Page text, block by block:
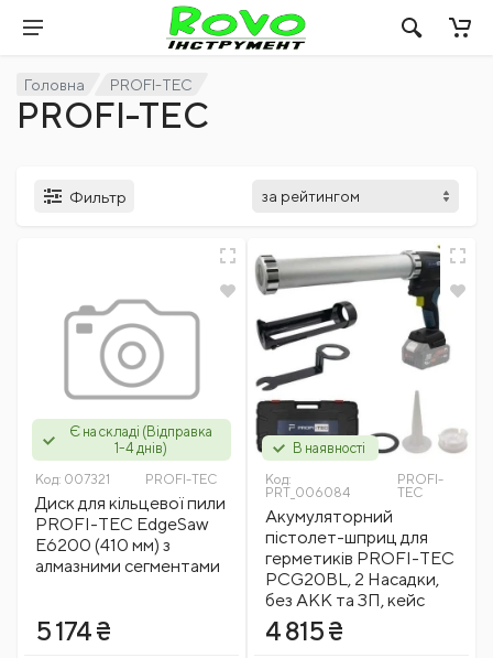
Головна PROFI-TEC
PROFI-TEC
Фильтр
Є на складі (Відправка
1-4 днів)
Код: 007321 PROFI-TEC
Диск для кільцевої пили
PROFI-TEC EdgeSaw
E6200 (410 мм) з
алмазними сегментами
5 174 ₴
В наявності
Код:
PRT_006084
PROFI-
TEC
Акумуляторний
пістолет-шприц для
герметиків PROFI-TEC
PCG20BL, 2 Насадки,
без АКК та ЗП, кейс
4 815 ₴